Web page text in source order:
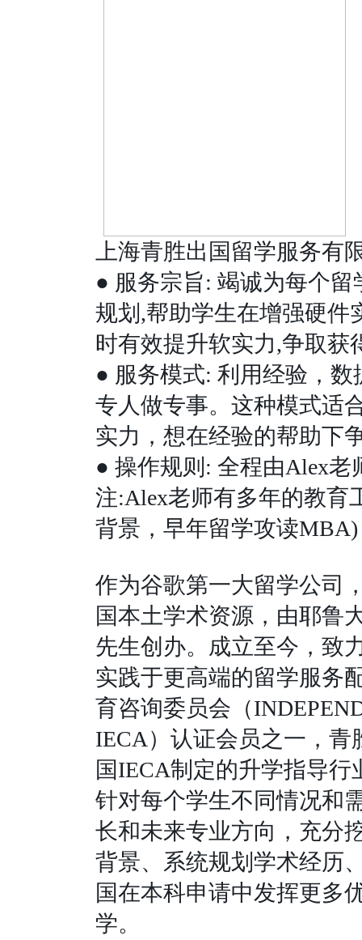
上海青胜出国留学服务有
● 服务宗旨: 竭诚为每个留
规划 ,帮助学生在增强硬件
时有效提升软实力,争取获
● 服务模式: 利用经验，数
专人做专事。这种模式适
实力，想在经验的帮助下
● 操作规则 : 全程由Alex老
注:Alex老师有多年的教育
背景，早年留学攻读MBA)
作为谷歌第一大留学公司
国本土学术资源，由耶鲁
先生创办。成立至今，致
实践于更高端的留学服务
育咨询委员会（
IECA）认证会员之一，
国IECA制定的升学指导行
针对每个学生不同情况和
长和未来专业方向，充分
背景、系统规划学术经历
国在本科申请中发挥更多
学。